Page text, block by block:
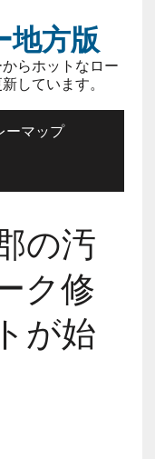
地方版
らホットなロー
しています。
ーマップ
の汚
ク修
が始